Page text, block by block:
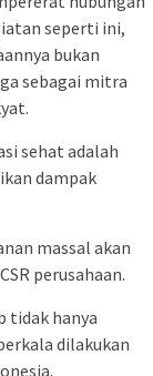
seperti ini,
bukan
sebagai mitra
sehat adalah
dampak
massal akan
perusahaan.
tidak hanya
dilakukan